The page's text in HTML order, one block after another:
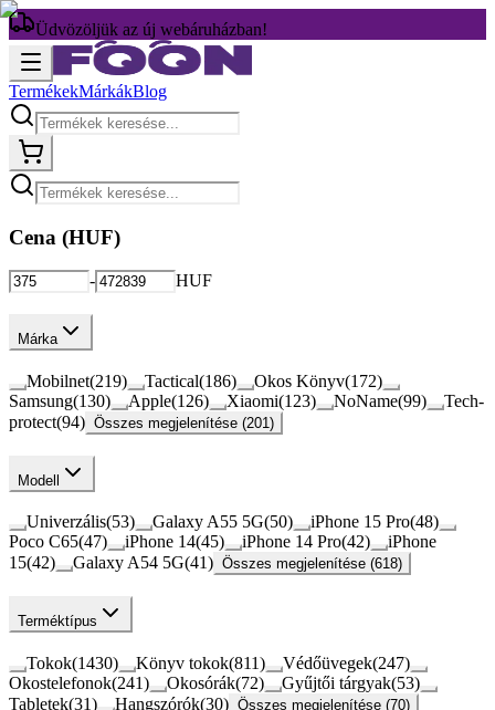
Üdvözöljük az új webáruházban!
TermékekMárkákBlog
Cena (HUF)
- HUF
Márka
Mobilnet(219) Tactical(186) Okos Könyv(172)
Samsung(130) Apple(126) Xiaomi(123) NoName(99)
Tech-
protect(94) Összes megjelenítése (201)
Modell
Univerzális(53) Galaxy A55 5G(50) iPhone 15 Pro(48)
Poco C65(47) iPhone 14(45) iPhone 14 Pro(42)
iPhone
15(42) Galaxy A54 5G(41) Összes megjelenítése (618)
Terméktípus
Tokok(1430) Könyv tokok(811) Védőüvegek(247)
Okostelefonok(241) Okosórák(72) Gyűjtői tárgyak(53)
Tabletek(31) Hangszórók(30) Összes megjelenítése (70)